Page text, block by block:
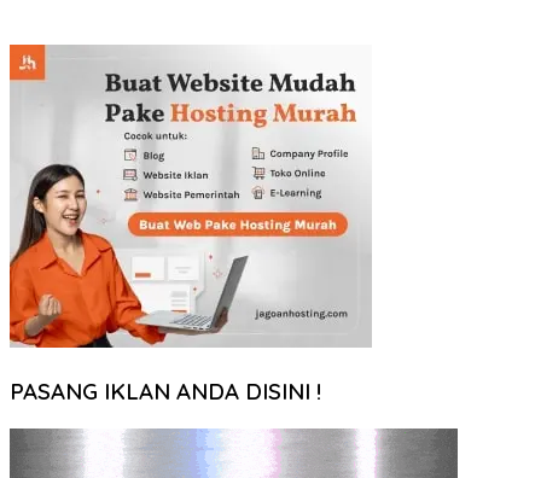
PASANG IKLAN ANDA DISINI !